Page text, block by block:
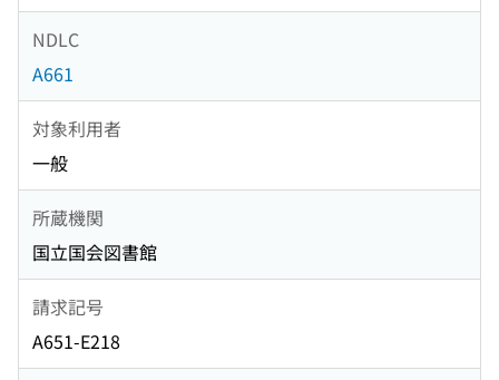
NDLC
A661
対象利用者
一般
所蔵機関
国立国会図書館
請求記号
A651-E218